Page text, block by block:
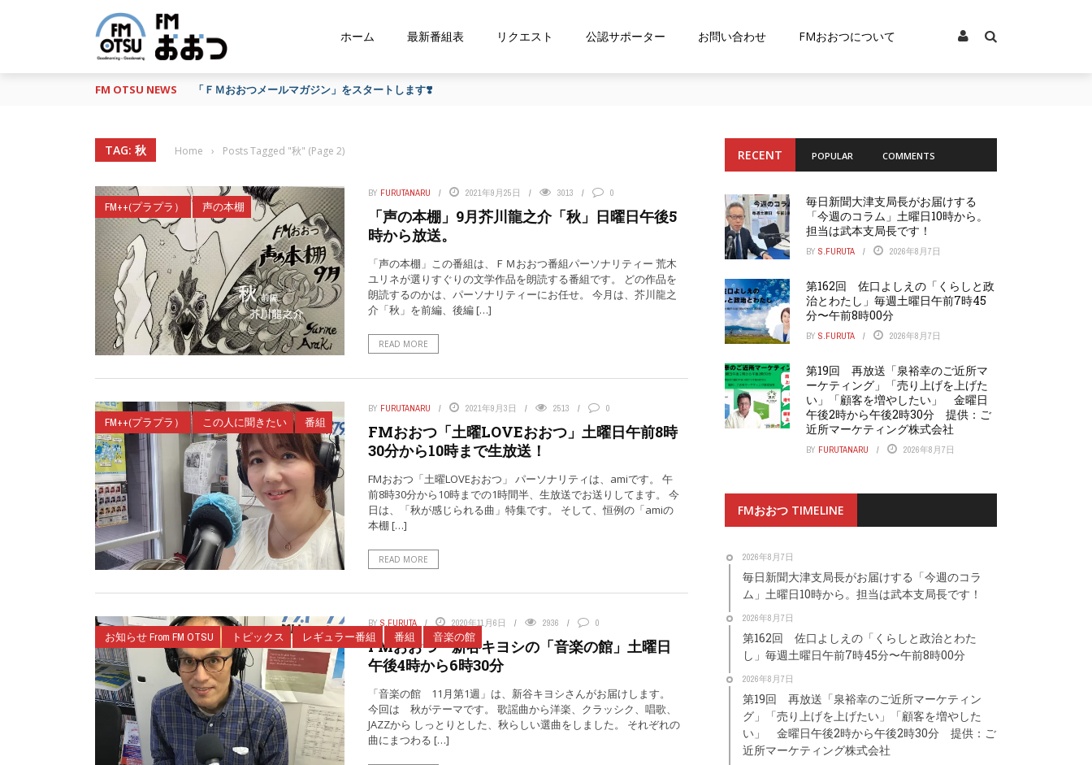
ホーム 最新番組表 リクエスト 公認サポーター お問い合わせ FMおおつについて
FM OTSU NEWS 『あの日の放送、もう一度聴きたいな…』にお応え！FMおおつ ポッドキャスト配信中！
TAG: 秋 Home › Posts Tagged "秋" (Page 2)
FM++(プラプラ） 声の本棚
BY FURUTANARU 2021年9月25日 3013 0
「声の本棚」9月芥川龍之介「秋」日曜日午後5
時から放送。
「声の本棚」この番組は、ＦＭおおつ番組パーソナリティー 荒木
ユリネが選りすぐりの文学作品を朗読する番組です。 どの作品を
朗読するのかは、パーソナリティーにお任せ。 今月は、芥川龍之
介「秋」を前編、後編 […]
READ MORE
FM++(プラプラ） この人に聞きたい 番組
BY FURUTANARU 2021年9月3日 2513 0
FMおおつ「土曜LOVEおおつ」土曜日午前8時
30分から10時まで生放送！
FMおおつ「土曜LOVEおおつ」 パーソナリティは、amiです。 午
前8時30分から10時までの1時間半、生放送でお送りしてます。 今
日は、「秋が感じられる曲」特集です。 そして、恒例の「amiの
本棚 […]
READ MORE
お知らせ From FM OTSU トピックス レギュラー番組 番組 音楽の館
BY S.FURUTA 2020年11月6日 2936 0
FMおおつ 新谷キヨシの「音楽の館」土曜日
午後4時から6時30分
「音楽の館 11月第1週」は、新谷キヨシさんがお届けします。
今回は 秋がテーマです。 歌謡曲から洋楽、クラッシク、唱歌、
JAZZから しっとりとした、秋らしい選曲をしました。 それぞれの
曲にまつわる […]
RECENT POPULAR COMMENTS
毎日新聞大津支局長がお届けする
「今週のコラム」土曜日10時から。
担当は武本支局長です！
BY S.FURUTA 2026年8月7日
第162回 佐口よしえの「くらしと政
治とわたし」毎週土曜日午前7時45
分〜午前8時00分
BY S.FURUTA 2026年8月7日
第19回 再放送「泉裕幸のご近所マ
ーケティング」「売り上げを上げた
い」「顧客を増やしたい」 金曜日
午後2時から午後2時30分 提供：ご
近所マーケティング株式会社
BY FURUTANARU 2026年8月7日
FMおおつ TIMELINE
2026年8月7日
毎日新聞大津支局長がお届けする「今週のコラ
ム」土曜日10時から。担当は武本支局長です！
2026年8月7日
第162回 佐口よしえの「くらしと政治とわた
し」毎週土曜日午前7時45分〜午前8時00分
2026年8月7日
第19回 再放送「泉裕幸のご近所マーケティン
グ」「売り上げを上げたい」「顧客を増やした
い」 金曜日午後2時から午後2時30分 提供：ご
近所マーケティング株式会社